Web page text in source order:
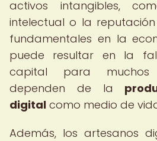
activos intangibles,
intelectual o la
fundamentales en la
puede resultar en la
capital para muchos
dependen de la
digital como medio de
Además, los artesanos